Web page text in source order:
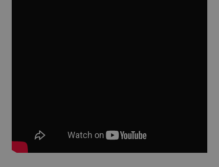
Tumore ovarico